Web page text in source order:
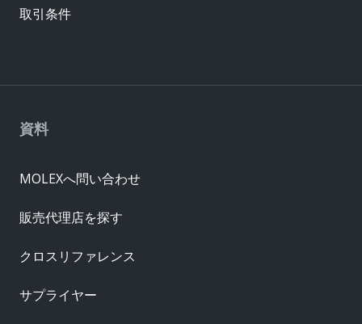
資料
MOLEXへ問い合わせ
販売代理店を探す
クロスリファレンス
サプライヤー
取引条件